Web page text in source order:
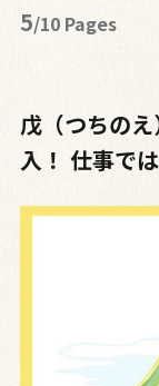
5/10 Pages
戊（つちの
入！ 仕事で